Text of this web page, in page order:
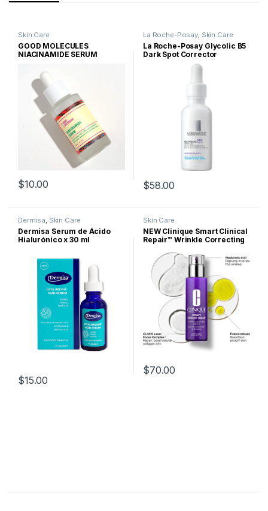
Skin Care
GOOD MOLECULES
NIACINAMIDE SERUM
$10.00
Este producto tiene múltiples variantes. Las opciones se
La Roche-Posay, Skin Care
La Roche-Posay Glycolic B5
Dark Spot Corrector
$58.00
Dermisa, Skin Care
Dermisa Serum de Ácido
Hialurónico x 30 ml
$15.00
Skin Care
NEW Clinique Smart Clinical
Repair™ Wrinkle Correcting
$70.00